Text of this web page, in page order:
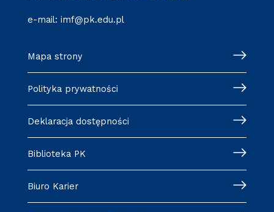
e-mail: imf@pk.edu.pl
Mapa strony
Polityka prywatności
Deklaracja dostępności
Biblioteka PK
Biuro Karier